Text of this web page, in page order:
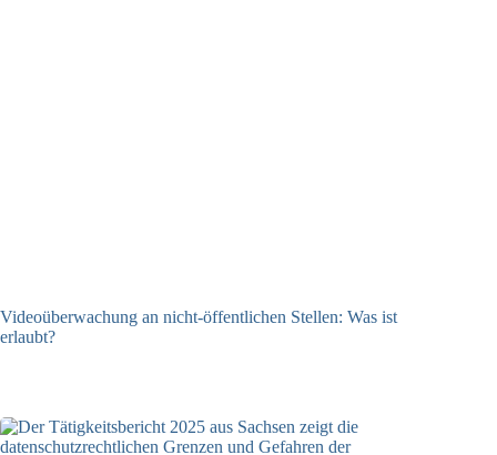
Videoüberwachung an nicht-öffentlichen Stellen: Was ist
erlaubt?